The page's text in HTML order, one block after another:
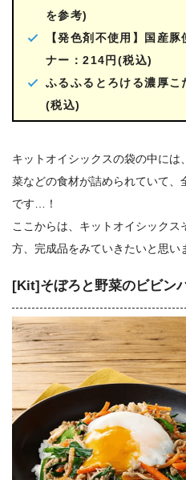
を参考)
【発色剤不使用】国産
ナー：214円(税込)
ふるふるとろける濃厚
(税込)
キットオイシックスの袋の中に
菜などの食材が詰められていて
です…！
ここからは、キットオイシックス
方、完成品をみていきたいと思い
[Kit]そぼろと野菜のビビン